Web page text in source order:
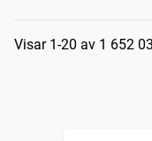
Visar 1-20 av 1 652